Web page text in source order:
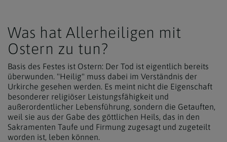
Was hat Allerheiligen mit
Ostern zu tun?
Basis des Festes ist Ostern: Der Tod ist eigentlich bereits
überwunden. "Heilig" muss dabei im Verständnis der
Urkirche gesehen werden. Es meint nicht die Eigenschaft
besonderer religiöser Leistungsfähigkeit und
außerordentlicher Lebensführung, sondern die Getauften,
weil sie aus der Gabe des göttlichen Heils, das in den
Sakramenten Taufe und Firmung zugesagt und zugeteilt
worden ist, leben können.